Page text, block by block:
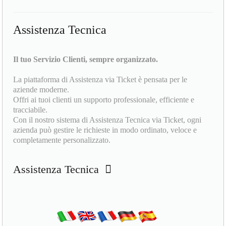
Assistenza Tecnica
Il tuo Servizio Clienti, sempre organizzato.
La piattaforma di Assistenza via Ticket è pensata per le
aziende moderne.
Offri ai tuoi clienti un supporto professionale, efficiente e
tracciabile.
Con il nostro sistema di Assistenza Tecnica via Ticket, ogni
azienda può gestire le richieste in modo ordinato, veloce e
completamente personalizzato.
Assistenza Tecnica